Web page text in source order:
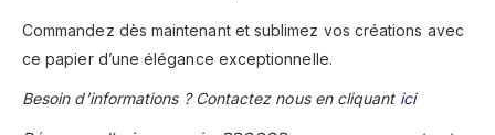
Commandez dès maintenant et sublimez vos créations avec
ce papier d’une élégance exceptionnelle.
Besoin d’informations ? Contactez nous en cliquant ici